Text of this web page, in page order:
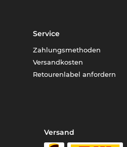
Service
Zahlungsmethoden
Versandkosten
Retourenlabel anfordern
Versand